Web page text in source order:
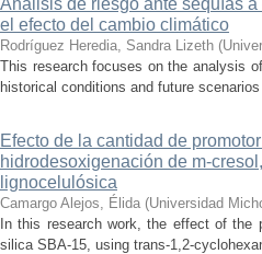
Análisis de riesgo ante sequías
el efecto del cambio climático
Rodríguez Heredia, Sandra Lizeth (
This research focuses on the analysis
historical conditions and future
Efecto de la cantidad de
hidrodesoxigenación de m-
lignocelulósica
Camargo Alejos, Élida (Universidad
In this research work, the effect of the
silica SBA-15, using trans-1,2-